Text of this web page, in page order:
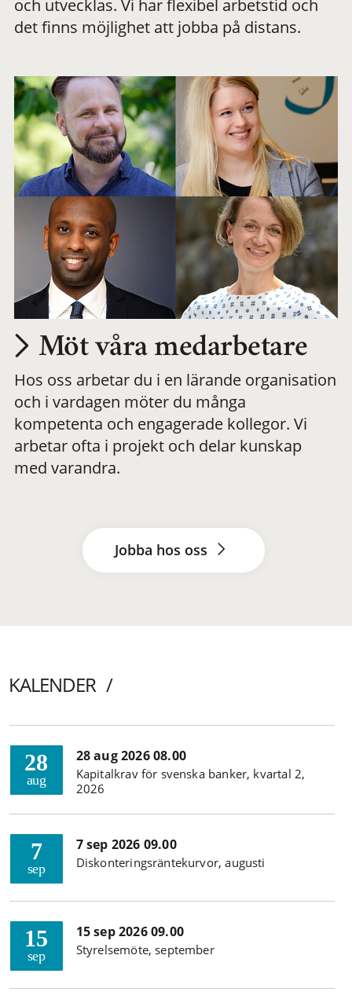
flexibel
och utvecklas. Vi har flexibel arbetstid och
det finns möjlighet att jobba på distans.
Möt våra medarbetare
Hos oss arbetar du i en lärande organisation
och i vardagen möter du många
kompetenta och engagerade kollegor. Vi
arbetar ofta i projekt och delar kunskap
med varandra.
Jobba hos oss
KALENDER
28
aug
28 aug 2026 08.00
Kapitalkrav för svenska banker, kvartal 2,
2026
7
sep
7 sep 2026 09.00
Diskonteringsräntekurvor, augusti
15
sep
15 sep 2026 09.00
Styrelsemöte, september